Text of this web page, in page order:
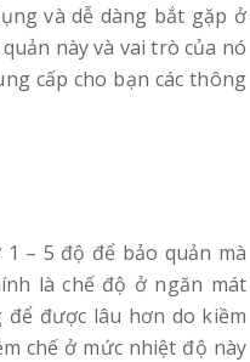
và dễ dàng bắt gặp ở
này và vai trò của nó
cấp cho bạn các thông
– 5 độ để bảo quản mà
là chế độ ở ngăn mát
được lâu hơn do kiềm
chế ở mức nhiệt độ này